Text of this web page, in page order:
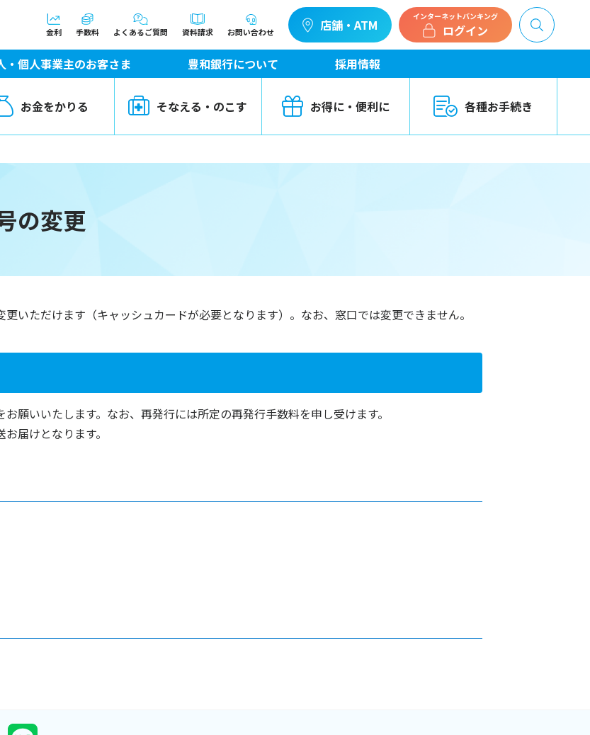
金利 手数料 よくあるご質問 資料請求 お問い合わせ 店舗・ATM
インターネットバンキング
ログイン
・個人事業主のお客さま 豊和銀行について 採用情報
お金をかりる そなえる・のこす お得に・便利に 各種お手続き
の変更
いただけます（キャッシュカードが必要となります）。なお、窓口では変更できません。
願いいたします。なお、再発行には所定の再発行手数料を申し受けます。
届けとなります。